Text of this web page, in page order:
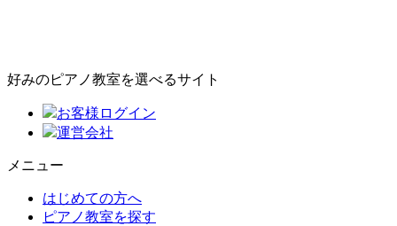
好みのピアノ教室を選べるサイト
お客様ログイン
運営会社
メニュー
はじめての方へ
ピアノ教室を探す